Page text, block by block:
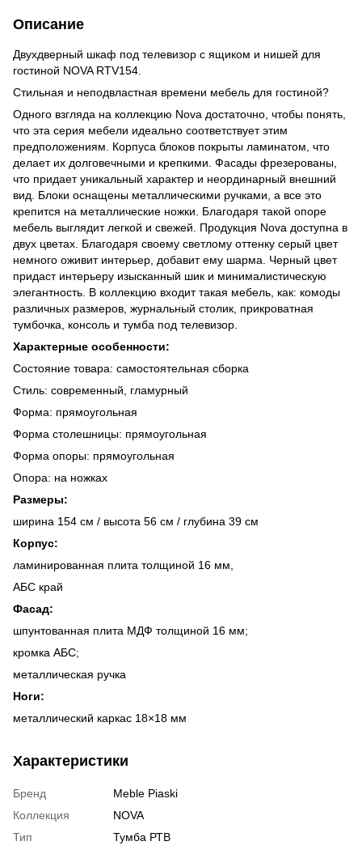
Описание
Двухдверный шкаф под телевизор с ящиком и нишей для
гостиной NOVA RTV154.
Стильная и неподвластная времени мебель для гостиной?
Одного взгляда на коллекцию Nova достаточно, чтобы понять,
что эта серия мебели идеально соответствует этим
предположениям. Корпуса блоков покрыты ламинатом, что
делает их долговечными и крепкими. Фасады фрезерованы,
что придает уникальный характер и неординарный внешний
вид. Блоки оснащены металлическими ручками, а все это
крепится на металлические ножки. Благодаря такой опоре
мебель выглядит легкой и свежей. Продукция Nova доступна в
двух цветах. Благодаря своему светлому оттенку серый цвет
немного оживит интерьер, добавит ему шарма. Черный цвет
придаст интерьеру изысканный шик и минималистическую
элегантность. В коллекцию входит такая мебель, как: комоды
различных размеров, журнальный столик, прикроватная
тумбочка, консоль и тумба под телевизор.
Характерные особенности:
Состояние товара: самостоятельная сборка
Стиль: современный, гламурный
Форма: прямоугольная
Форма столешницы: прямоугольная
Форма опоры: прямоугольная
Опора: на ножках
Размеры:
ширина 154 см / высота 56 см / глубина 39 см
Корпус:
ламинированная плита толщиной 16 мм,
АБС край
Фасад:
шпунтованная плита МДФ толщиной 16 мм;
кромка АБС;
металлическая ручка
Ноги:
металлический каркас 18×18 мм
Характеристики
Бренд
Meble Piaski
Коллекция
NOVA
Тип
Тумба РТВ